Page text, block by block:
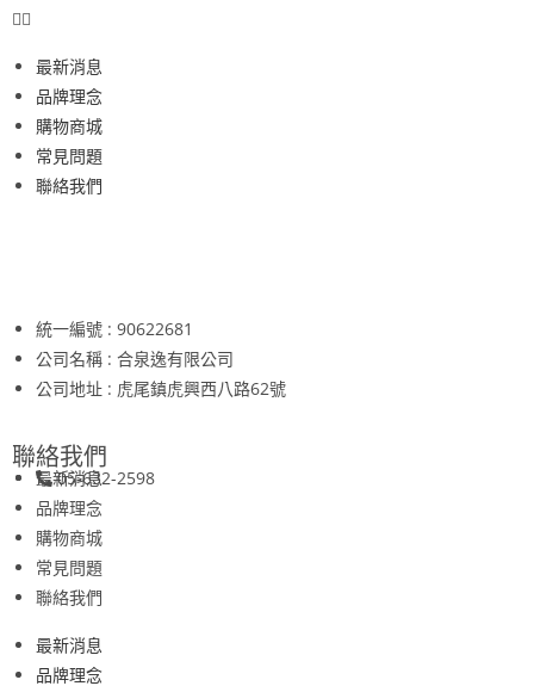
最新消息
品牌理念
購物商城
常見問題
聯絡我們
統一編號 : 90622681
公司名稱 : 合泉逸有限公司
公司地址 : 虎尾鎮虎興西八路62號
最新消息
品牌理念
購物商城
常見問題
聯絡我們
最新消息
品牌理念
聯絡我們
05-632-2598